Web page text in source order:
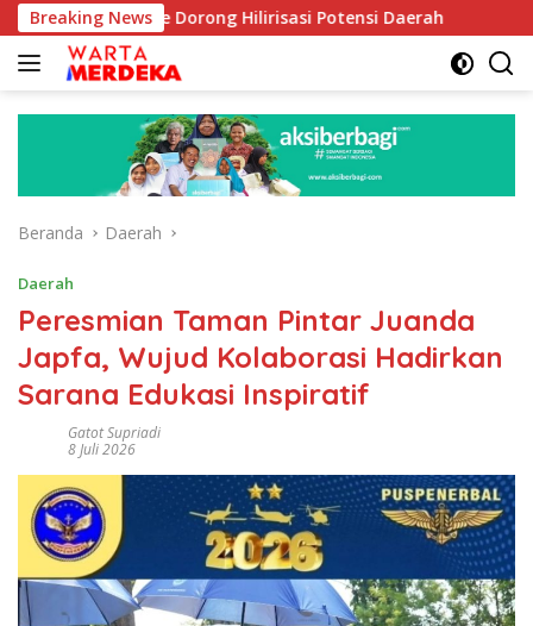
Langsung
ke
konten
Breaking News
Aboe Dorong Hilirisasi Potensi Daerah DPR Dorong
Beranda Daerah
Daerah
Peresmian Taman Pintar Juanda
Japfa, Wujud Kolaborasi Hadirkan
Sarana Edukasi Inspiratif
Gatot Supriadi
8 Juli 2026